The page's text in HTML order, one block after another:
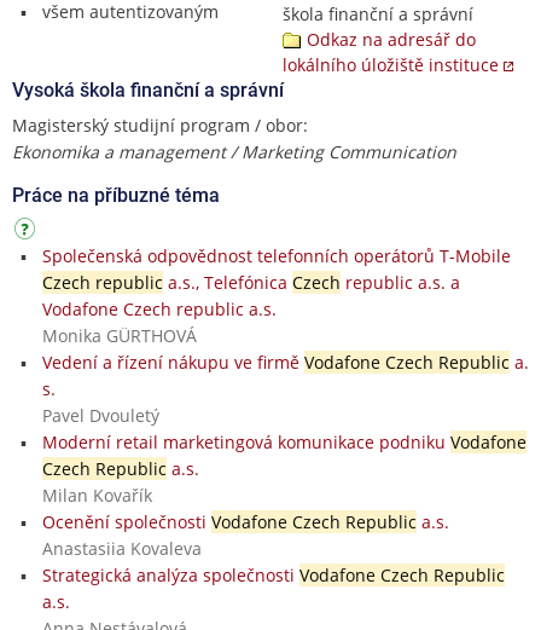
všem autentizovaným
škola finanční a správní
Odkaz na adresář do
lokálního úložiště instituce
Vysoká škola finanční a správní
Magisterský studijní program / obor:
Ekonomika a management / Marketing Communication
Práce na příbuzné téma
Společenská odpovědnost telefonních operátorů T-Mobile
Czech republic a.s., Telefónica Czech republic a.s. a
Vodafone Czech republic a.s.
Monika GÜRTHOVÁ
Vedení a řízení nákupu ve firmě Vodafone Czech Republic a.
s.
Pavel Dvouletý
Moderní retail marketingová komunikace podniku Vodafone
Czech Republic a.s.
Milan Kovařík
Ocenění společnosti Vodafone Czech Republic a.s.
Anastasiia Kovaleva
Strategická analýza společnosti Vodafone Czech Republic
a.s.